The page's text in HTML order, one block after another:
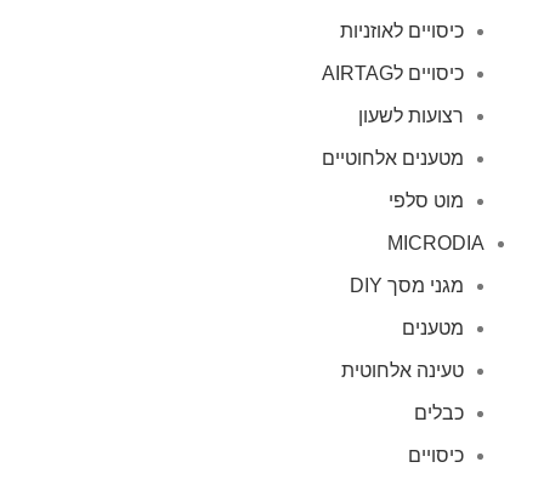
כיסויים לאוזניות
כיסויים לAIRTAG
רצועות לשעון
מטענים אלחוטיים
מוט סלפי
MICRODIA
מגני מסך DIY
מטענים
טעינה אלחוטית
כבלים
כיסויים